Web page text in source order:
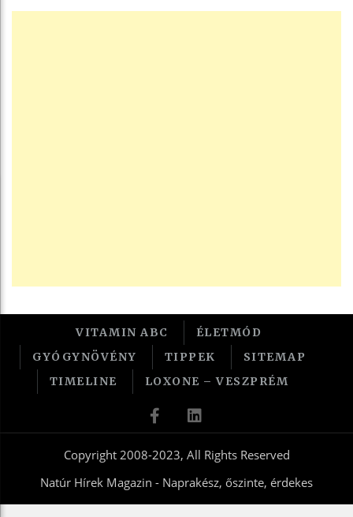
VITAMIN ABC
ÉLETMÓD
GYÓGYNÖVÉNY
TIPPEK
SITEMAP
TIMELINE
LOXONE – VESZPRÉM
Copyright 2008-2023, All Rights Reserved
Natúr Hírek Magazin - Naprakész, őszinte, érdekes